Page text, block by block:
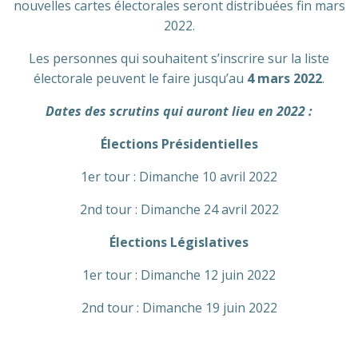
nouvelles cartes électorales seront distribuées fin mars
2022.
Les personnes qui souhaitent s’inscrire sur la liste
électorale peuvent le faire jusqu’au 4 mars 2022.
Dates des scrutins qui auront lieu en 2022 :
Élections Présidentielles
1er tour : Dimanche 10 avril 2022
2nd tour : Dimanche 24 avril 2022
Élections Législatives
1er tour : Dimanche 12 juin 2022
2nd tour : Dimanche 19 juin 2022